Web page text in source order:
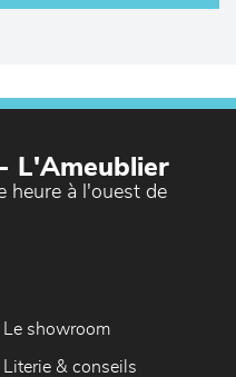
L'Ameublier
heure à l'ouest de
Le showroom
Literie & conseils